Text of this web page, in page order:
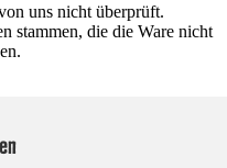
uns nicht überprüft.
stammen, die die Ware nicht